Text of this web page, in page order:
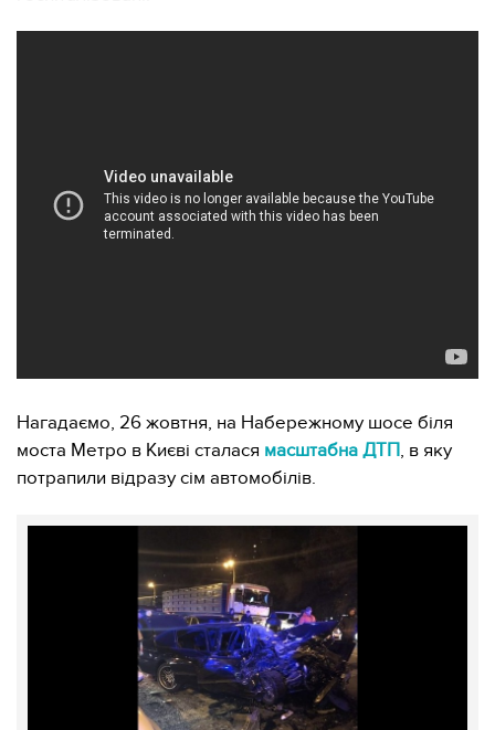
Нагадаємо, 26 жовтня, на Набережному шосе біля
моста Метро в Києві сталася масштабна ДТП, в яку
потрапили відразу сім автомобілів.